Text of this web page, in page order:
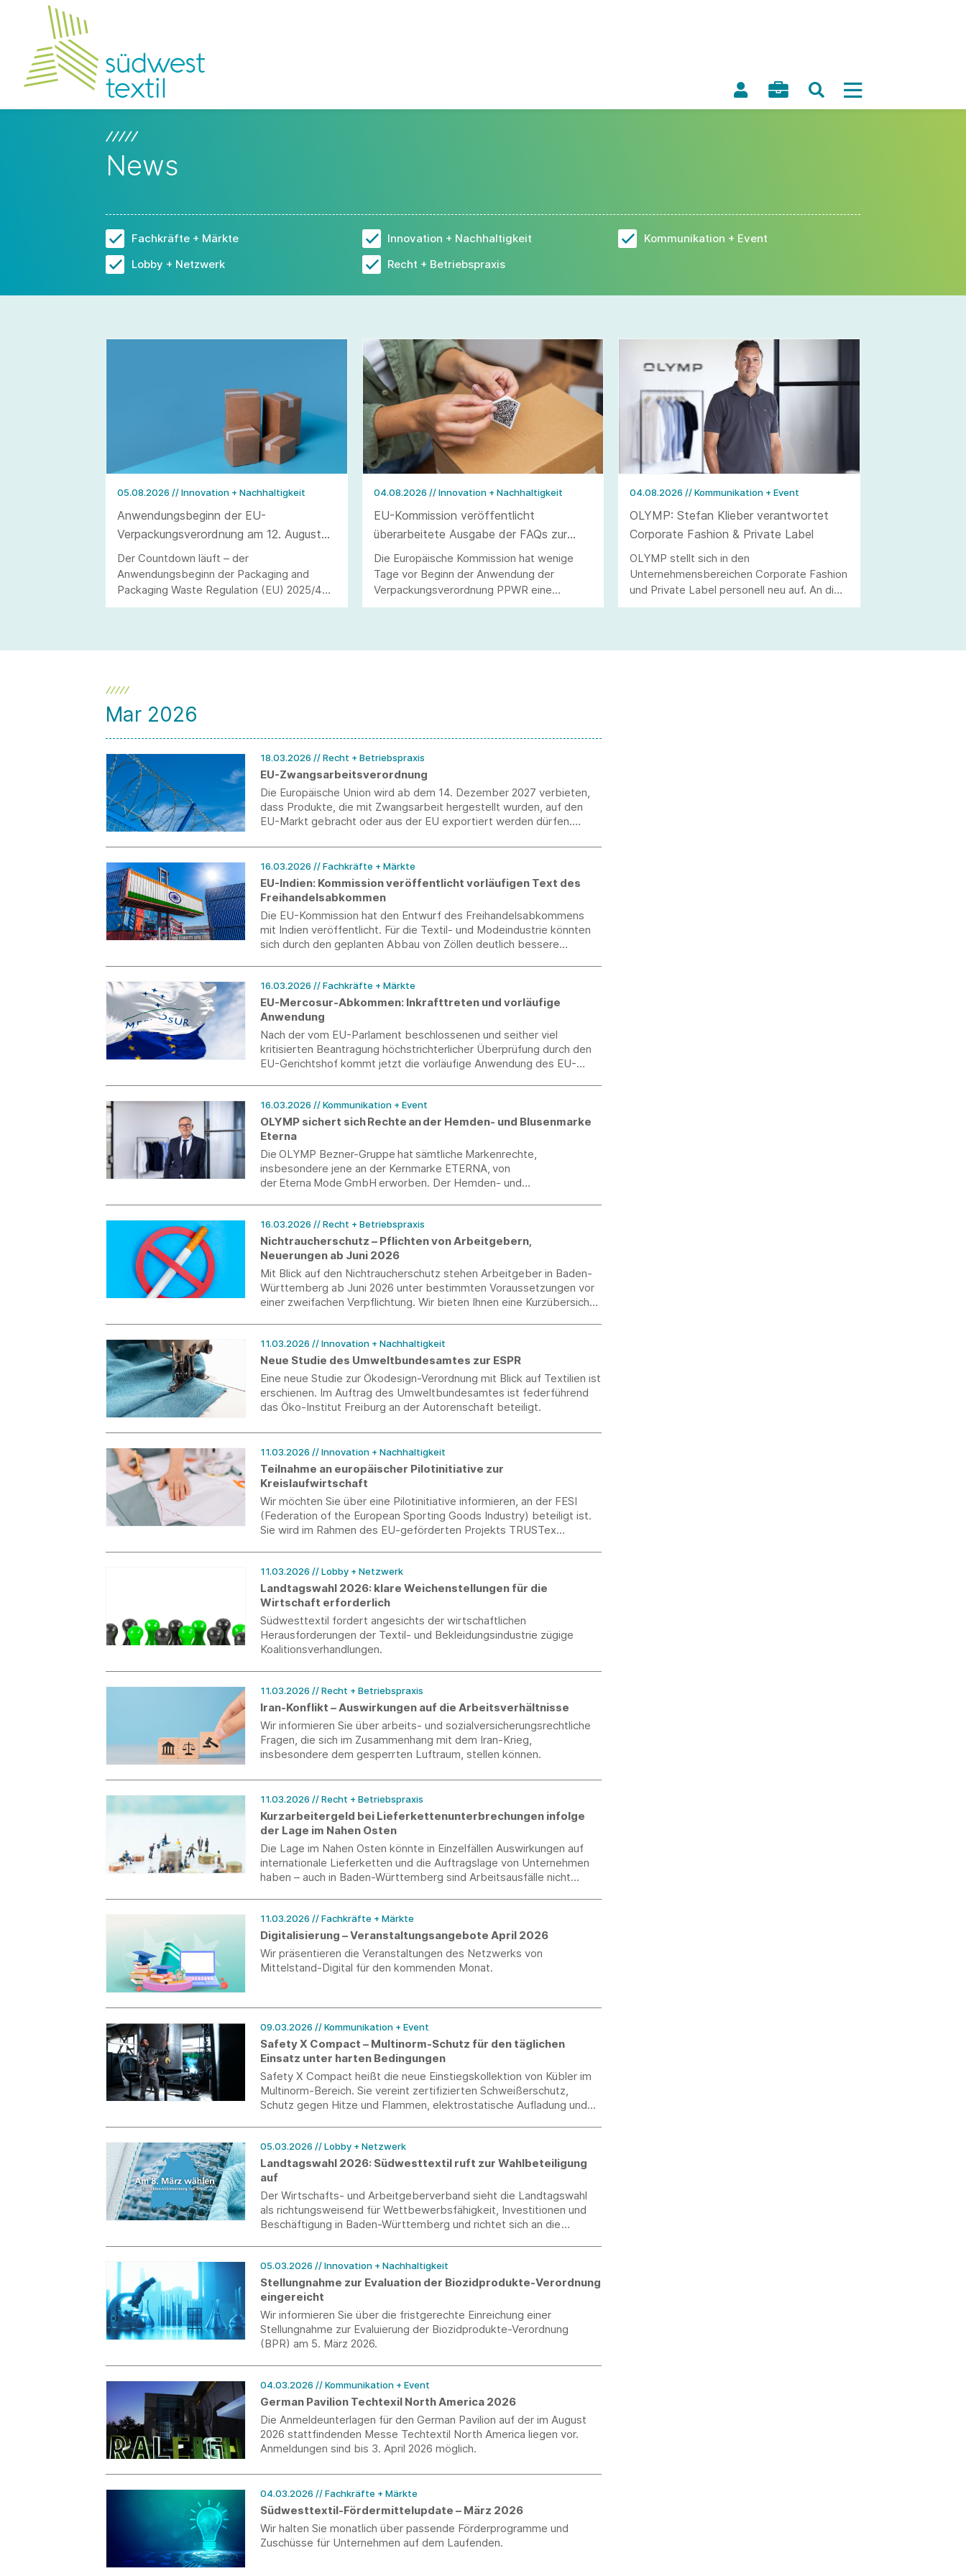
News
Fachkräfte + Märkte Innovation + Nachhaltigkeit
Kommunikation + Event
Lobby + Netzwerk
Recht + Betriebspraxis
05.08.2026 // Innovation + Nachhaltigkeit
Anwendungsbeginn der EU-
Verpackungsverordnung am 12. August
2026
Der Countdown läuft – der
Anwendungsbeginn der Packaging and
Packaging Waste Regulation (EU) 2025/40
(kurz: PPWR) steht in den Startlöchern.
04.08.2026 // Innovation + Nachhaltigkeit
EU-Kommission veröffentlicht
überarbeitete Ausgabe der FAQs zur
Verpackungsverordnung PPWR
Die Europäische Kommission hat wenige
Tage vor Beginn der Anwendung der
Verpackungsverordnung PPWR eine
überarbeitete Ausgabe ihrer FAQs
04.08.2026// Kommunikation + Event
OLYMP: Stefan Klieber verantwortet
Corporate Fashion & Private Label
OLYMP stellt sich in den
Unternehmensbereichen Corporate Fashion
und Private Label personell neu auf. An die
Stelle von Andreas Telahr rückt der
und Private Label bei der Modemarke
Mar 2026
18.03.2026 // Recht + Betriebspraxis
EU-Zwangsarbeitsverordnung
Die Europäische Union wird ab dem 14. Dezember 2027 verbieten,
dass Produkte, die mit Zwangsarbeit hergestellt wurden, auf den
EU-Markt gebracht oder aus der EU exportiert werden dürfen.
begründetem Verdacht von den Behörden überprüft werden.
16.03.2026 // Fachkräfte + Märkte
EU-Indien: Kommission veröffentlicht vorläufigen Text des
Freihandelsabkommen
Die EU-Kommission hat den Entwurf des Freihandelsabkommens
mit Indien veröffentlicht. Für die Textil- und Modeindustrie könnten
sich durch den geplanten Abbau von Zöllen deutlich bessere
16.03.2026 // Fachkräfte + Märkte
EU-Mercosur-Abkommen: Inkrafttreten und vorläufige
Anwendung
Nach der vom EU-Parlament beschlossenen und seither viel
kritisierten Beantragung höchstrichterlicher Überprüfung durch den
EU-Gerichtshof kommt jetzt die vorläufige Anwendung des EU-
16.03.2026 // Kommunikation + Event
OLYMP sichert sich Rechte an der Hemden- und Blusenmarke
Eterna
Die OLYMP Bezner-Gruppe hat sämtliche Markenrechte,
insbesondere jene an der Kernmarke ETERNA, von
der Eterna Mode GmbH erworben. Der Hemden- und
2026 bekanntgegeben.
16.03.2026 // Recht + Betriebspraxis
Nichtraucherschutz – Pflichten von Arbeitgebern,
Neuerungen ab Juni 2026
Mit Blick auf den Nichtraucherschutz stehen Arbeitgeber in Baden-
Württemberg ab Juni 2026 unter bestimmten Voraussetzungen vor
einer zweifachen Verpflichtung. Wir bieten Ihnen eine Kurzübersicht
11.03.2026 // Innovation + Nachhaltigkeit
Neue Studie des Umweltbundesamtes zur ESPR
Eine neue Studie zur Ökodesign-Verordnung mit Blick auf Textilien ist
erschienen. Im Auftrag des Umweltbundesamtes ist federführend
das Öko-Institut Freiburg an der Autorenschaft beteiligt.
11.03.2026 // Innovation + Nachhaltigkeit
Teilnahme an europäischer Pilotinitiative zur
Kreislaufwirtschaft
Wir möchten Sie über eine Pilotinitiative informieren, an der FESI
(Federation of the European Sporting Goods Industry) beteiligt ist.
Sie wird im Rahmen des EU-geförderten Projekts TRUSTex
zukünftiger Anforderungen im Rahmen der Ökodesign-Verordnung
sowie des Digitalen Produktpasses (DPP) beizutragen.
11.03.2026 // Lobby + Netzwerk
Landtagswahl 2026: klare Weichenstellungen für die
Wirtschaft erforderlich
Südwesttextil fordert angesichts der wirtschaftlichen
Herausforderungen der Textil- und Bekleidungsindustrie zügige
Koalitionsverhandlungen.
11.03.2026 // Recht + Betriebspraxis
Iran-Konflikt – Auswirkungen auf die Arbeitsverhältnisse
Wir informieren Sie über arbeits- und sozialversicherungsrechtliche
Fragen, die sich im Zusammenhang mit dem Iran-Krieg,
insbesondere dem gesperrten Luftraum, stellen können.
11.03.2026 // Recht + Betriebspraxis
Kurzarbeitergeld bei Lieferkettenunterbrechungen infolge
der Lage im Nahen Osten
Die Lage im Nahen Osten könnte in Einzelfällen Auswirkungen auf
internationale Lieferketten und die Auftragslage von Unternehmen
haben – auch in Baden-Württemberg sind Arbeitsausfälle nicht
11.03.2026 // Fachkräfte + Märkte
Digitalisierung – Veranstaltungsangebote April 2026
Wir präsentieren die Veranstaltungen des Netzwerks von
Mittelstand-Digital für den kommenden Monat.
09.03.2026 // Kommunikation + Event
Safety X Compact – Multinorm-Schutz für den täglichen
Einsatz unter harten Bedingungen
Safety X Compact heißt die neue Einstiegskollektion von Kübler im
Multinorm-Bereich. Sie vereint zertifizierten Schweißerschutz,
Schutz gegen Hitze und Flammen, elektrostatische Aufladung und
05.03.2026 // Lobby + Netzwerk
Landtagswahl 2026: Südwesttextil ruft zur Wahlbeteiligung
auf
Der Wirtschafts- und Arbeitgeberverband sieht die Landtagswahl
als richtungsweisend für Wettbewerbsfähigkeit, Investitionen und
Beschäftigung in Baden-Württemberg und richtet sich an die
05.03.2026 // Innovation + Nachhaltigkeit
Stellungnahme zur Evaluation der Biozidprodukte-Verordnung
eingereicht
Wir informieren Sie über die fristgerechte Einreichung einer
Stellungnahme zur Evaluierung der Biozidprodukte-Verordnung
(BPR) am 5. März 2026.
04.03.2026 // Kommunikation + Event
German Pavilion Techtexil North America 2026
Die Anmeldeunterlagen für den German Pavilion auf der im August
2026 stattfindenden Messe Techtextil North America liegen vor.
Anmeldungen sind bis 3. April 2026 möglich.
04.03.2026 // Fachkräfte + Märkte
Südwesttextil-Fördermittelupdate – März 2026
Wir halten Sie monatlich über passende Förderprogramme und
Zuschüsse für Unternehmen auf dem Laufenden.